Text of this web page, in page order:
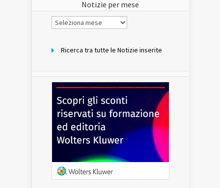
Notizie per mese
Notizie
per
Ricerca tra tutte le Notizie inserite